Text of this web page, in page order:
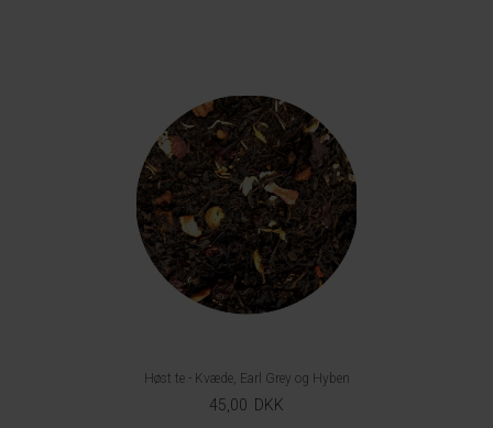
Høst te - Kvæde, Earl Grey og Hyben
45,00 DKK